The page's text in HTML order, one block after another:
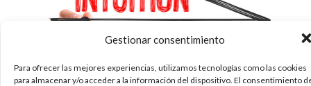
Gestionar consentimiento
Para ofrecer las mejores experiencias, utilizamos tecnologías como las cookies
para almacenar y/o acceder a la información del dispositivo. El consentimiento